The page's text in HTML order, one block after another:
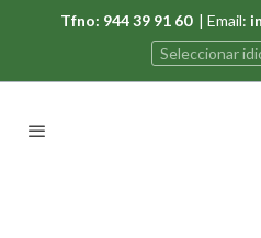
Tfno: 944 39 91 60| Email:
Seleccionar